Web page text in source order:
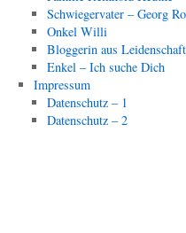
Schwiegervater – Georg
Onkel Willi
Bloggerin aus Leidenschaft
Enkel – Ich suche Dich
Impressum
Datenschutz – 1
Datenschutz – 2